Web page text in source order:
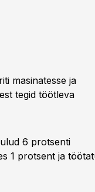
masinatesse ja
tegid töötleva
6 protsenti
1 protsent ja